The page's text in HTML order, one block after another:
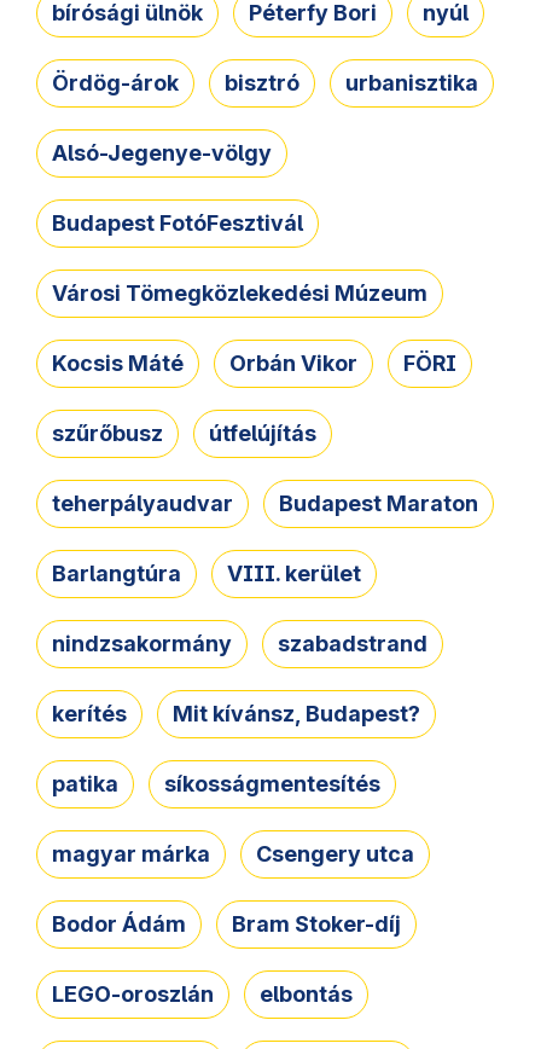
bírósági ülnök Péterfy Bori nyúl
Ördög-árok bisztró urbanisztika
Alsó-Jegenye-völgy
Budapest FotóFesztivál
Városi Tömegközlekedési Múzeum
Kocsis Máté Orbán Vikor FÖRI
szűrőbusz útfelújítás
teherpályaudvar Budapest Maraton
Barlangtúra VIII. kerület
nindzsakormány szabadstrand
kerítés Mit kívánsz, Budapest?
patika síkosságmentesítés
magyar márka Csengery utca
Bodor Ádám Bram Stoker-díj
LEGO-oroszlán elbontás